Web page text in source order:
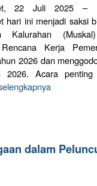
22 Juli 2025 –
hari ini menjadi saksi
Kalurahan
Kerja
2026 dan
2026. Acara
dalam